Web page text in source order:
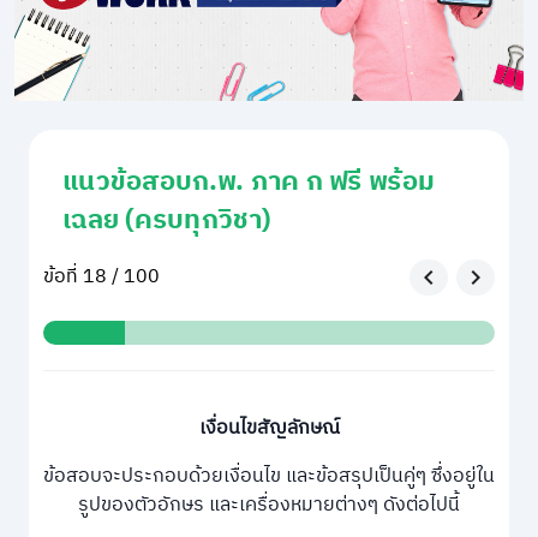
แนวข้อสอบก.พ. ภาค ก ฟรี พร้อม
เฉลย (ครบทุกวิชา)
ข้อที่ 18 / 100
เงื่อนไขสัญลักษณ์
ข้อสอบจะประกอบด้วยเงื่อนไข และข้อสรุปเป็นคู่ๆ ซึ่งอยู่ใน
รูปของตัวอักษร และเครื่องหมายต่างๆ ดังต่อไปนี้